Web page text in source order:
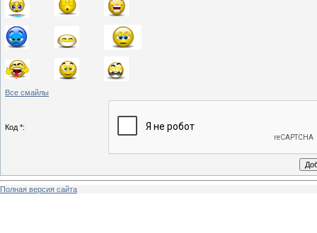
Все смайлы
Код *:
Полная версия сайта